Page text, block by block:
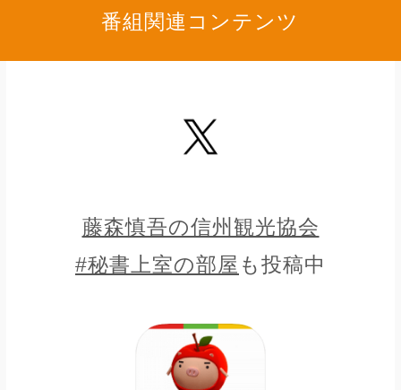
番組関連コンテンツ
藤森慎吾の信州観光協会
#秘書上室の部屋 も投稿中